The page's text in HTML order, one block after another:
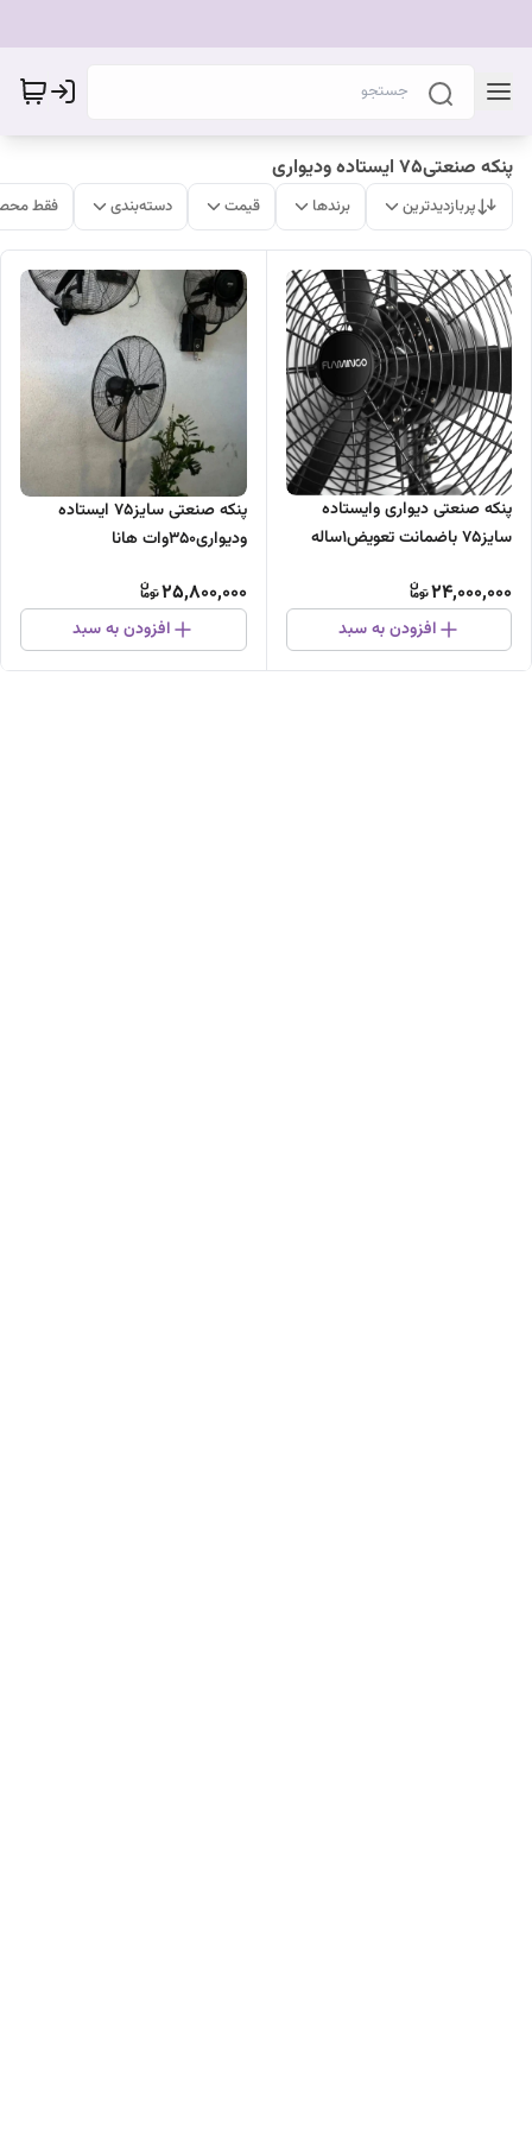
پنکه صنعتی۷۵ ایستاده ودیواری
پربازدیدترین برندها قیمت دسته‌بندی فقط
پنکه صنعتی دیواری وایستاده
سایز۷۵ باضمانت تعویض۱ساله
24,000,000
افزودن به سبد
پنکه صنعتی سایز۷۵ ایستاده
ودیواری۳۵۰وات هانا
گیربکس ضدقفل جدید
25,800,000
افزودن به سبد